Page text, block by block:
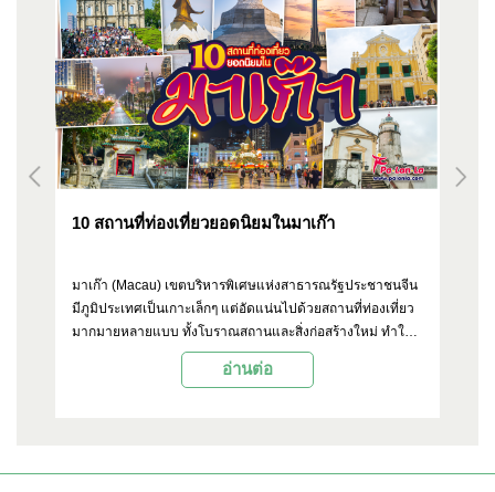
น
10 สถานที่ท่องเที่ยวยอดนิยมในมาเก๊า
มาเก๊า (Macau) เขตบริหารพิเศษแห่งสาธารณรัฐประชาชนจีน
มีภูมิประเทศเป็นเกาะเล็กๆ แต่อัดแน่นไปด้วยสถานที่ท่องเที่ยว
มากมายหลายแบบ ทั้งโบราณสถานและสิ่งก่อสร้างใหม่ ทำให้ที่
นี่กลายเป็นหนึ่งในเป้าหมายของนักเดินทางชาวไทย ด้วยเวลา
เดินทางเพียง 2 ชั่วโมง Palanla จึงขอเอาใจผู้อ่านพาไปเที่ยวที่
อ่านต่อ
ง